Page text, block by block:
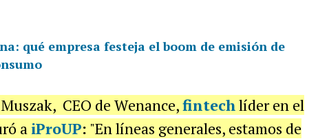
qué empresa festeja el boom de emisión de
CEO de Wenance,fintechlíder en el
a iProUP: "En líneas generales, estamos de